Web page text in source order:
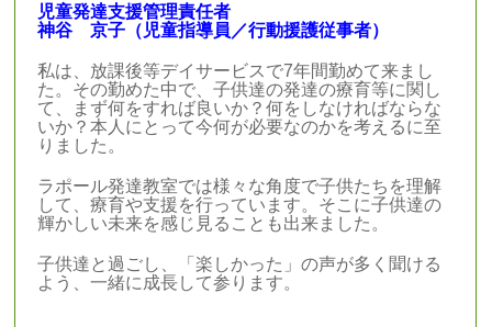
児童発達支援管理責任者
神谷 京子（児童指導員 ／行動援護従事者）
私は、放課後等デイサービスで7年間勤めて来まし
た。その勤めた中で、子供達の発達の療育等に関し
て、まず何をすれば良いか？何をしなければならな
いか？本人にとって今何が必要なのかを考えるに至
りました。
ラポール発達教室では様々な角度で子供たちを理解
して、療育や支援を行っています。そこに子供達の
輝かしい未来を感じ見ることも出来ました。
子供達と過ごし、「楽しかった」の声が多く聞ける
よう、一緒に成長して参ります。